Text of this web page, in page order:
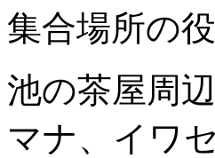
集合場所の
池の茶屋周
マナ、イワ